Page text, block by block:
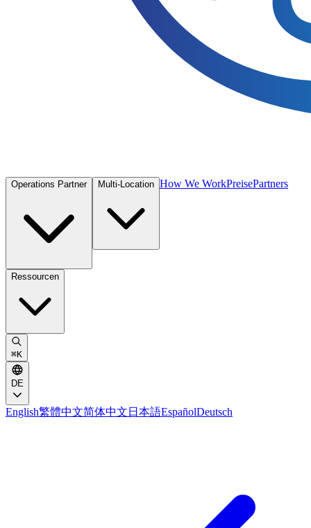
Operations Partner Multi-Location How We WorkPreisePartners
Ressourcen
⌘K
DE
English繁體中文简体中文 日本語EspañolDeutsch